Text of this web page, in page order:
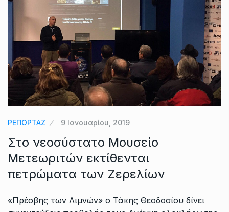
ΡΕΠΟΡΤΑΖ 9 Ιανουαρίου, 2019
Στο νεοσύστατο Μουσείο
Μετεωριτών εκτίθενται
πετρώματα των Ζερελίων
«Πρέσβης των Λιμνών» ο Τάκης Θεοδοσίου δίνει